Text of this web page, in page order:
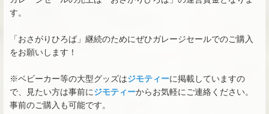
す。
「おさがりひろば」継続のためにぜひガレージセールでのご購入
をお願いします！
※ベビーカー等の大型グッズはジモティーに掲載していますの
で、見たい方は事前にジモティーからお気軽にご連絡ください。
事前のご購入も可能です。